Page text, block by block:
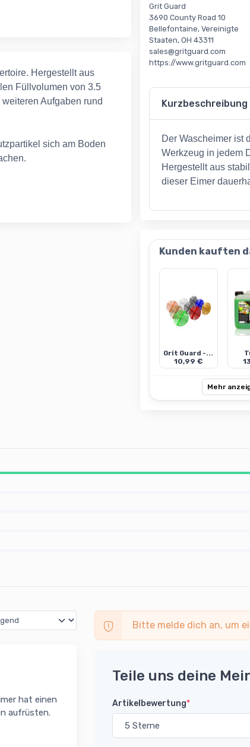
Hergestellt aus
Füllvolumen von 3.5
Aufgaben rund
sich am Boden
Grit Guard
3690 County Road 10
Bellefontaine, Vereinigte
Staaten, OH 43311
sales@gritguard.com
https://www.gritguard.com
Kurzbeschreibung
Der Wascheimer ist
Werkzeug in jedem
Hergestellt aus
dieser Eimer
Kunden kauften
Grit Guard -...
10,99 €
Mehr
hat einen
aufrüsten.
Bitte melde dich an, um
Teile uns deine
Artikelbewertung*